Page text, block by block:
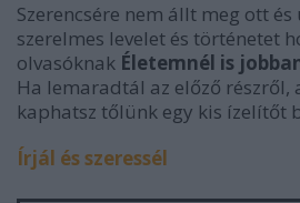
Szerencsére nem állt meg ott
szerelmes levelet és történetet
olvasóknak Életemnél is
Ha lemaradtál az előző részről,
kaphatsz tőlünk egy kis ízelítőt
Írjál és szeressél